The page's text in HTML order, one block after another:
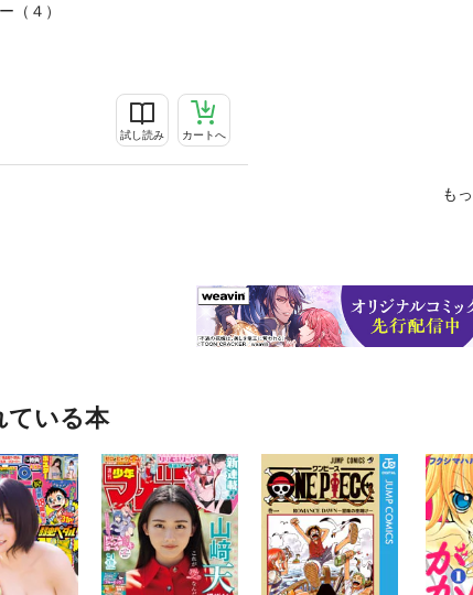
（４）
試し読み カートへ
も
ている本